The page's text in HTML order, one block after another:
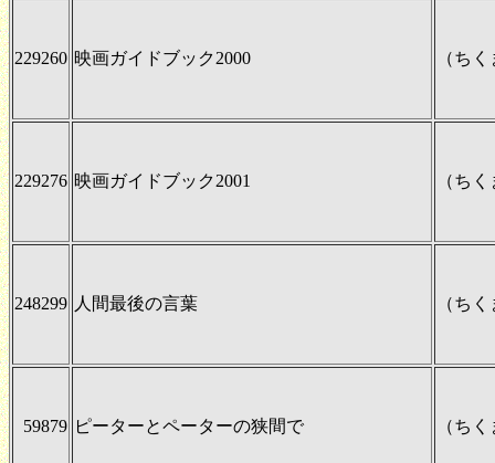
229260 映画ガイドブック2000 （ち
229276 映画ガイドブック2001 （ち
248299 人間最後の言葉 （ち
59879 ピーターとペーターの狭間で （ち